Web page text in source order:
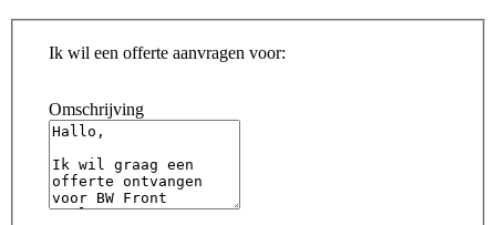
Ik wil een offerte aanvragen voor:
Omschrijving